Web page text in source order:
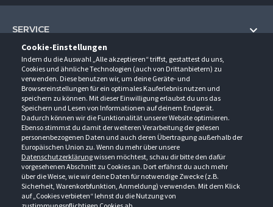
Cookie-Einstellungen
Indem du die Auswahl „Alle akzeptieren“ triffst, gestattest du uns,
Cookies und ähnliche Technologien (auch von Drittanbietern) zu
verwenden. Diese benutzen wir, um deine Geräte- und
Browsereinstellungen für ein optimales Kauferlebnis nutzen und
speichern zu können. Mit dieser Einwilligung erlaubst du uns das
Speichern und Lesen von Informationen auf deinem Endgerät.
Dadurch können wir die Funktionalität unserer Website optimieren.
Ebenso stimmst du damit der weiteren Verarbeitung der gelesen
personenbezogenen Daten und auch deren Übertragung außerhalb der
Europäischen Union zu. Wenn du mehr über unsere
Datenschutzerklärungwissen möchtest, schau dir bitte den dafür
vorgesehenen Abschnitt zu Cookies an. Dort erfährst du auch mehr
über die Weise, wie wir deine Daten für notwendige Zwecke (z.B.
Sicherheit, Warenkorbfunktion, Anmeldung) verwenden. Mit dem Klick
auf „Cookies verbieten“ lehnst du die Nutzung von
SERVICE
Hilfe und Information
Fragen und Antworten (FAQ)
Kontakt
Newsletter
Events
Downloads
Kataloge
UNTERNEHMEN
Über uns
Anfahrt
Ansprechpartner
Außendienstbesuch
Jobs & Ausbildung
Retouren/Reklamationen
KONTAKT
Gröner-Schulze GmbH
Sarirstraße 5
12529 Schönefeld
Berlin-Schönefeld: +49 30 68 29 54-0
Saerbeck: +49 2574 88750-0
Weißenhorn: +49 731 3982-0
info@groener-schulze.com
ÖFFNUNGSZEITEN
Montag - Donnerstag
9:00 - 17:00
Freitag
9:00 - 15:00
FOLGE UNS